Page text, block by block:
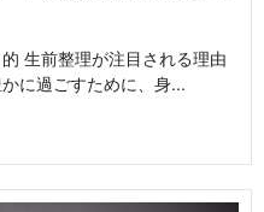
生前整理が注目される理由
に過ごすために、身...